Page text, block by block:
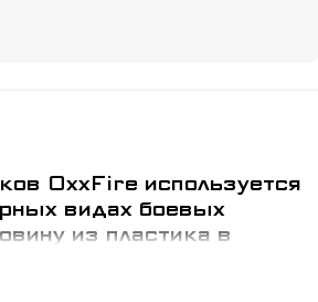
OxxFire используется
видах боевых
из пластика в
к поясу эластичными
предотвращает